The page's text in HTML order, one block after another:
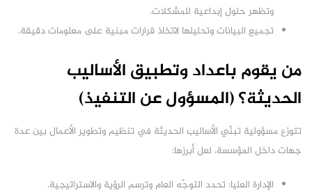
وتظهر حلول إبداعية للمشكلات.
تجميع البيانات وتحليلها لاتخاذ قرارات مبنية على معلومات دقيقة.
من يقوم باعداد وتطبيق الأساليب
الحديثة؟ (المسؤول عن التنفيذ)
تتوزع مسؤولية تبنّي الأساليب الحديثة في تنظيم وتطوير الأعمال بين عدة
جهات داخل المؤسسة، لعل أبرزها:
الإدارة العليا: تحدد التوجّه العام وترسم الرؤية والاستراتيجية.